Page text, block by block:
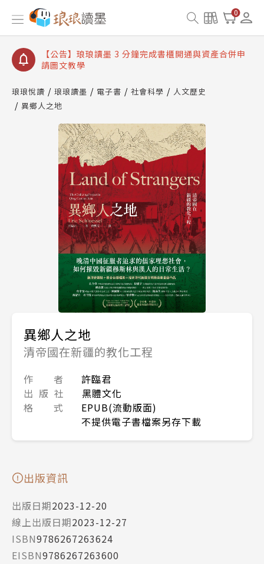
0
【公告】琅琅讀墨數位閱讀資產合併與書櫃開通申請
【公告】琅琅讀墨書櫃開通常見問題
【公告】琅琅讀墨 3 分鐘完成書櫃開通與資產合併申
請圖文教學
查詢
【公告】因 Readmoo 讀墨系統維護中，本站同步暫
停部分閱讀服務
琅琅悅讀 琅琅讀墨 電子書 社會科學
人文歷史
異鄉人之地
異鄉人之地
清帝國在新疆的教化工程
作 者
許臨君
出 版 社
黑體文化
格 式
EPUB(流動版面)
不提供電子書檔案另存下載
出版資訊
出版日期2023-12-20
線上出版日期2023-12-27
ISBN9786267263624
EISBN9786267263600